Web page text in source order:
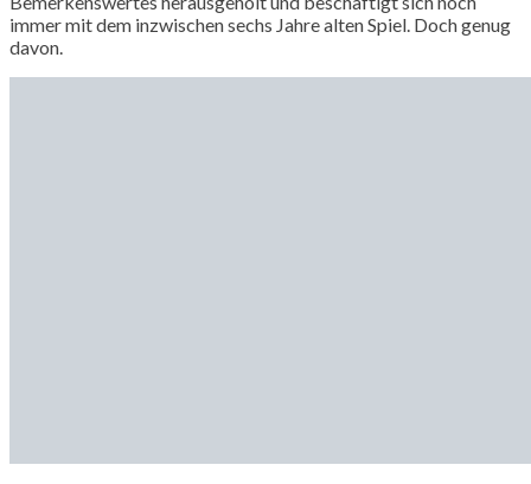
immer mit dem inzwischen sechs Jahre alten Spiel. Doch genug
davon.